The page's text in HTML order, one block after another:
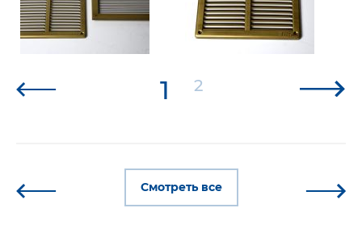
1 2
Смотреть все